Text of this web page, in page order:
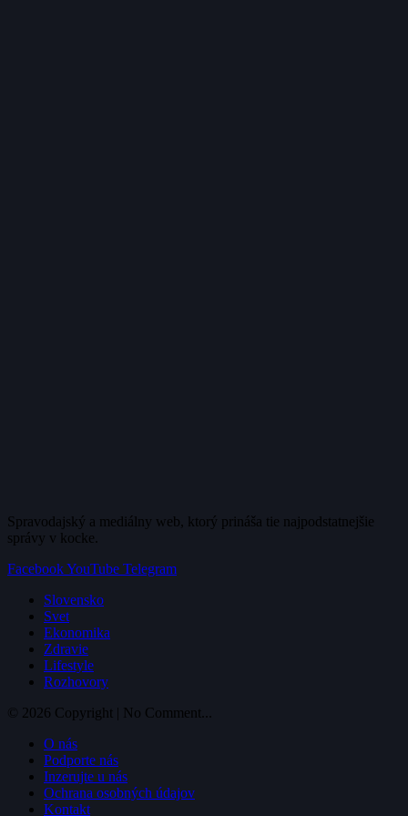
Spravodajský a mediálny web, ktorý prináša tie najpodstatnejšie
správy v kocke.
FacebookYouTube Telegram
Slovensko
Svet
Ekonomika
Zdravie
Lifestyle
Rozhovory
© 2026 Copyright | No Comment...
O nás
Podporte nás
Inzerujte u nás
Ochrana osobných údajov
Kontakt